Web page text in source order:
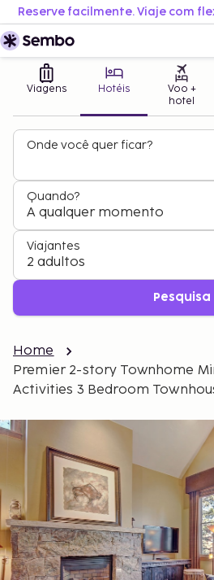
Viagens Hotéis
Voo +
hotel
Onde você quer ficar?
Quando?
A qualquer momento
Viajantes
2 adultos
Pesquisa
Home
Premier 2-story Townhome
Activities 3 Bedroom